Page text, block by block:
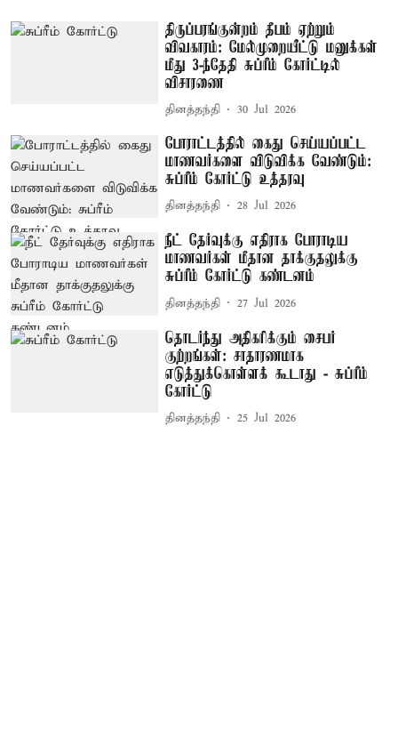
திருப்பரங்குன்றம் தீபம் ஏற்றும்
விவகாரம்: மேல்முறையீட்டு மனுக்கள்
மீது 3-ந்தேதி சுப்ரீம் கோர்ட்டில்
விசாரணை
தினத்தந்தி 30 Jul 2026
போராட்டத்தில் கைது செய்யப்பட்ட
மாணவர்களை விடுவிக்க வேண்டும்:
சுப்ரீம் கோர்ட்டு உத்தரவு
தினத்தந்தி 28 Jul 2026
நீட் தேர்வுக்கு எதிராக போராடிய
மாணவர்கள் மீதான தாக்குதலுக்கு
சுப்ரீம் கோர்ட்டு கண்டனம்
தினத்தந்தி 27 Jul 2026
தொடர்ந்து அதிகரிக்கும் சைபர்
குற்றங்கள்: சாதாரணமாக
எடுத்துக்கொள்ளக் கூடாது - சுப்ரீம்
கோர்ட்டு
தினத்தந்தி 25 Jul 2026